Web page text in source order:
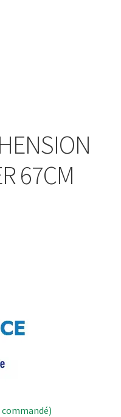
67CM